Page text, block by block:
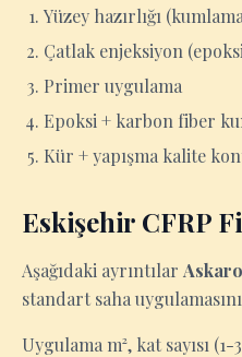
Yüzey hazırlığı
Çatlak enjeksiyon
Primer uygulama
Epoksi + karbon fiber
Kür + yapışma kalite
Eskişehir CFRP
Aşağıdaki ayrıntılar
standart saha
Uygulama m², kat sayısı